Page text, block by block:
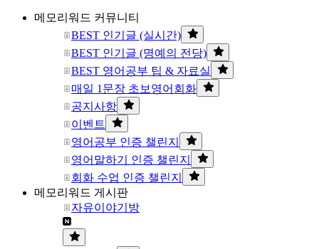
메모리워드 커뮤니티
BEST 인기글 (실시간)
BEST 인기글 (명예의 전당)
BEST 영어공부 팁 & 자료실
매일 1문장 초보영어회화
공지사항
이벤트
영어공부 인증 챌린지
영어말하기 인증 챌린지
회화 수업 인증 챌린지
메모리워드 게시판
자유이야기방